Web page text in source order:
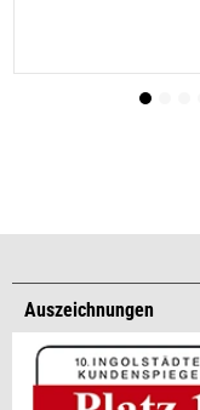
Auszeichnungen